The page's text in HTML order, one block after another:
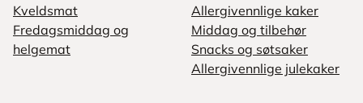
Kveldsmat
Fredagsmiddag og
helgemat
Allergivennlige kaker
Middag og tilbehør
Snacks og søtsaker
Allergivennlige julekaker